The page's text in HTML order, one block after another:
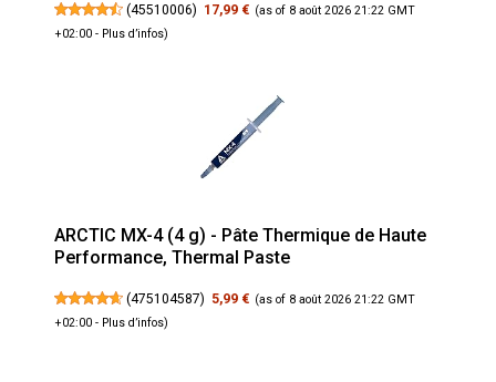
(45510006) 17,99 € (as of 8 août 2026 21:22 GMT
+02:00 - Plus d’infos)
ARCTIC MX-4 (4 g) - Pâte Thermique de Haute
Performance, Thermal Paste
(475104587) 5,99 € (as of 8 août 2026 21:22 GMT
+02:00 - Plus d’infos)